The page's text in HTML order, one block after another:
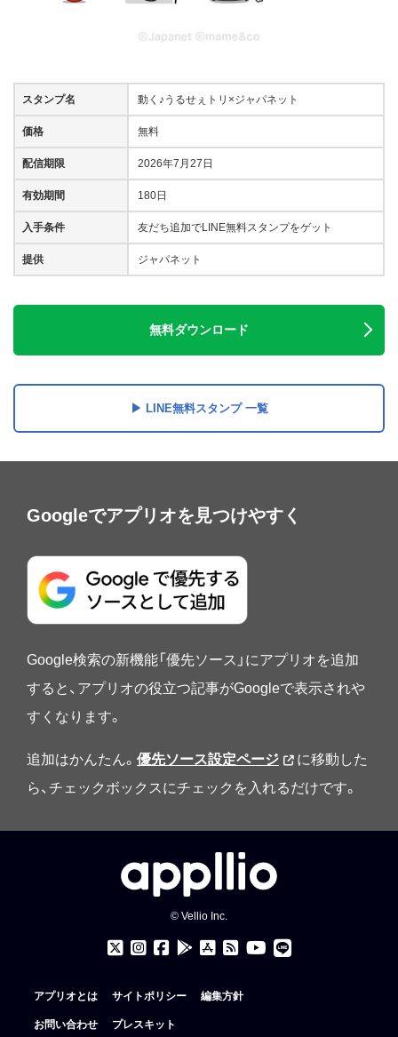
スタンプ名 動く♪うるせぇトリ×ジャパネット
価格 無料
配信期限 2026年7月27日
有効期間 180日
入手条件 友だち追加でLINE無料スタンプをゲット
提供 ジャパネット
無料ダウンロード
LINE無料スタンプ 一覧
Googleでアプリオを見つけやすく
Google検索の新機能「優先ソース」にアプリオを追加
すると、アプリオの役立つ記事がGoogleで表示されや
すくなります。
追加はかんたん。 優先ソース設定ページ
に移動した
ら、チェックボックスにチェックを入れるだけです。
© Vellio Inc.
アプリオとは サイトポリシー 編集方針
お問い合わせ プレスキット